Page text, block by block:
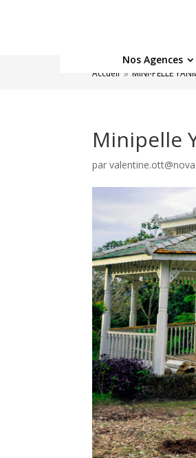
Nos Agences
Accueil 9 MINI-PELLE
Minipelle
par